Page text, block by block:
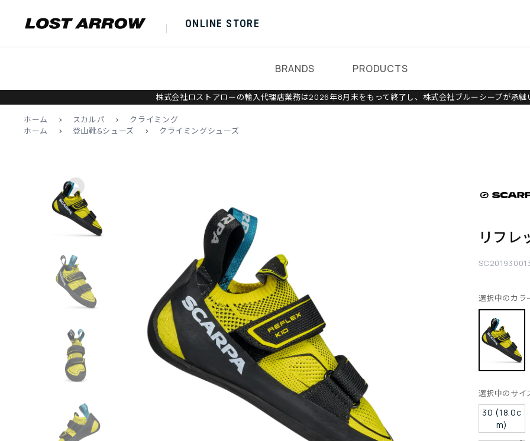
ONLINE STORE
BRANDS PRODUCTS
株式会社ロストアローの輸入代理店業務は2026年8月末をもって終了し、株式会社ブルーシープが承継
ホーム > スカルパ >
クライミング
ホーム
> 登山靴&シューズ > クライミングシューズ
リフレ
選択中のカラ
選択中のサイ
30 (18.0c
m)